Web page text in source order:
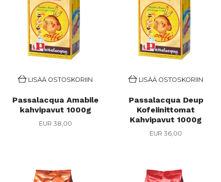
LISÄÄ OSTOSKORIIN
Passalacqua Amabile
kahvipavut 1000g
EUR 38,00
LISÄÄ OSTOSKORIIN
Passalacqua Deup
Kofeiinittomat
Kahvipavut 1000g
EUR 36,00